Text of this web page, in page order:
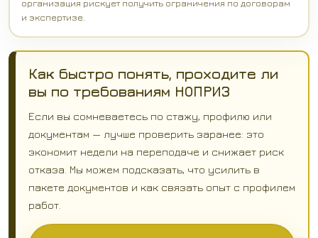
организация рискует получить ограничения по договорам
и экспертизе.
Как быстро понять, проходите ли
вы по требованиям НОПРИЗ
Если вы сомневаетесь по стажу, профилю или
документам — лучше проверить заранее: это
экономит недели на переподаче и снижает риск
отказа. Мы можем подсказать, что усилить в
пакете документов и как связать опыт с профилем
работ.